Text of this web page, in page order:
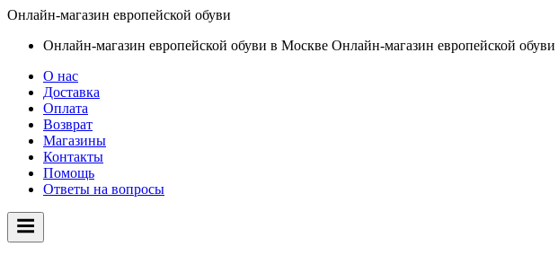
Онлайн-магазин европейской обуви
Онлайн-магазин европейской обуви в Москве Онлайн-магазин европейской обуви
О нас
Доставка
Оплата
Возврат
Магазины
Контакты
Помощь
Ответы на вопросы